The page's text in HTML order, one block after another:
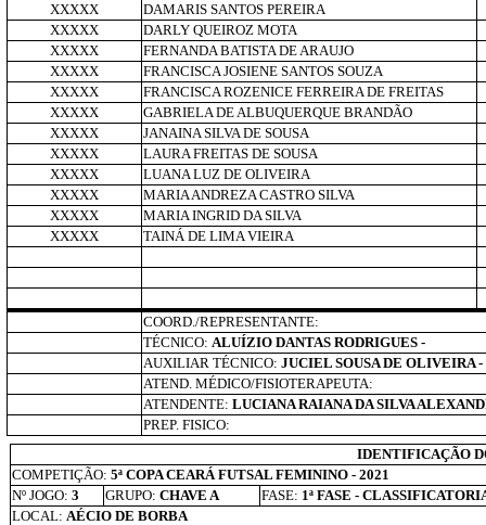
XXXXX
DAMARIS SANTOS PEREIRA
XXXXX
DARLY QUEIROZ MOTA
XXXXX
FERNANDA BATISTA DE ARAUJO
XXXXX
FRANCISCA JOSIENE SANTOS SOUZA
XXXXX
FRANCISCA ROZENICE FERREIRA DE FREITAS
XXXXX
GABRIELA DE ALBUQUERQUE BRANDÃO
XXXXX
JANAINA SILVA DE SOUSA
XXXXX
LAURA FREITAS DE SOUSA
XXXXX
LUANA LUZ DE OLIVEIRA
XXXXX
MARIA ANDREZA CASTRO SILVA
XXXXX
MARIA INGRID DA SILVA
XXXXX
TAINÁ DE LIMA VIEIRA
COORD./REPRESENTANTE:
TÉCNICO: ALUÍZIO DANTAS RODRIGUES -
AUXILIAR TÉCNICO: JUCIEL SOUSA DE OLIVEIRA -
ATEND. MÉDICO/FISIOTERAPEUTA:
ATENDENTE: LUCIANA RAIANA DA SILVA
PREP. FISICO:
IDENTIFICAÇÃO
COMPETIÇÃO: 5ª COPA CEARÁ FUTSAL FEMININO - 2021
Nº JOGO: 3 GRUPO: CHAVE A FASE: 1ª FASE -
LOCAL: AÉCIO DE BORBA